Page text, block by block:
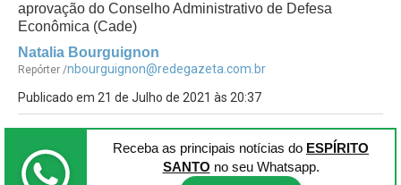
aprovação do Conselho Administrativo de Defesa
Econômica (Cade)
Natalia Bourguignon
Repórter /nbourguignon@redegazeta.com.br
Publicado em 21 de Julho de 2021 às 20:37
Receba as principais notícias do ESPÍRITO
SANTO no seu Whatsapp.